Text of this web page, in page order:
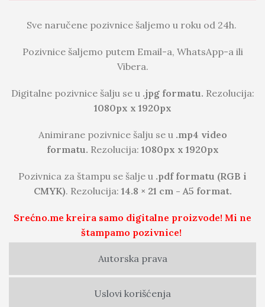
Autorska prava
Uslovi korišćenja
Sve naručene pozivnice šaljemo u roku od 24h.
Pozivnice šaljemo putem Email-a, WhatsApp-a ili
Vibera.
Digitalne pozivnice šalju se u .jpg formatu. Rezolucija:
1080px x 1920px
Animirane pozivnice šalju se u .mp4 video
formatu. Rezolucija: 1080px x 1920px
Pozivnica za štampu se šalje u .pdf formatu (RGB i
CMYK). Rezolucija: 14.8 × 21 cm - A5 format.
Srećno.me kreira samo digitalne proizvode! Mi ne
štampamo pozivnice!